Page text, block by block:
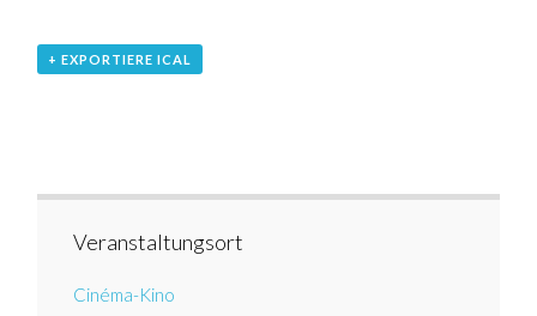
+ EXPORTIERE ICAL
Veranstaltungsort
Cinéma-Kino